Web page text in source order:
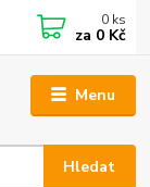
Menu
Hledat
0 ks
za 0 Kč